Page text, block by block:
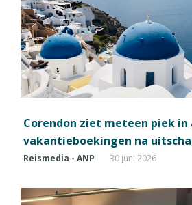
Corendon ziet meteen piek in
vakantieboekingen na
Reismedia - ANP 30 juni 2026